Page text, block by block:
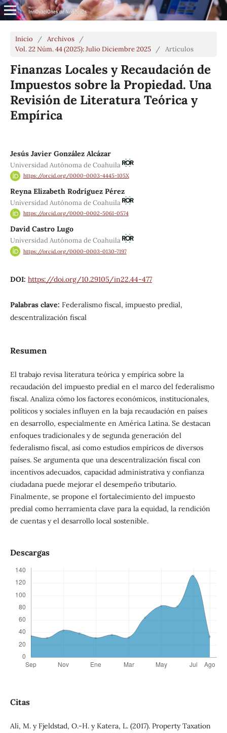
Inicio / Archivos
/
Vol. 22 Núm. 44 (2025): Julio Diciembre 2025
/ Artículos
Finanzas Locales y Recaudación de
Impuestos sobre la Propiedad. Una
Revisión de Literatura Teórica y
Empírica
Jesús Javier González Alcázar
Universidad Autónoma de Coahuila
https://orcid.org/0000-0003-4445-105X
Reyna Elizabeth Rodríguez Pérez
Universidad Autónoma de Coahuila
https://orcid.org/0000-0002-5061-0574
David Castro Lugo
Universidad Autónoma de Coahuila
https://orcid.org/0000-0003-0130-7197
DOI: https://doi.org/10.29105/in22.44-477
Palabras clave: Federalismo fiscal, impuesto predial,
descentralización fiscal
Resumen
El trabajo revisa literatura teórica y empírica sobre la
recaudación del impuesto predial en el marco del federalismo
fiscal. Analiza cómo los factores económicos, institucionales,
políticos y sociales influyen en la baja recaudación en países
en desarrollo, especialmente en América Latina. Se destacan
enfoques tradicionales y de segunda generación del
federalismo fiscal, así como estudios empíricos de diversos
países. Se argumenta que una descentralización fiscal con
incentivos adecuados, capacidad administrativa y confianza
ciudadana puede mejorar el desempeño tributario.
Finalmente, se propone el fortalecimiento del impuesto
predial como herramienta clave para la equidad, la rendición
de cuentas y el desarrollo local sostenible.
Descargas
Citas
Ali, M. y Fjeldstad, O.-H. y Katera, L. (2017). Property Taxation